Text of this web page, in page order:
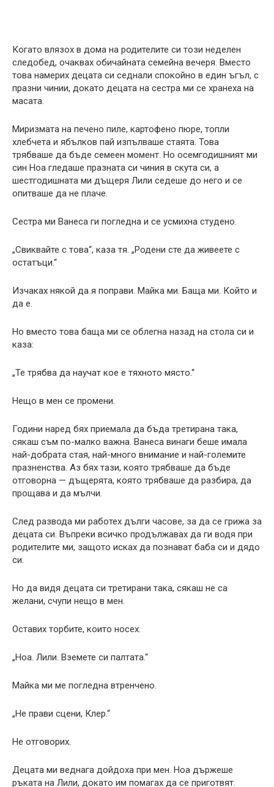
Когато влязох в дома на родителите си този неделен
следобед, очаквах обичайната семейна вечеря. Вместо
това намерих децата си седнали спокойно в един ъгъл, с
празни чинии, докато децата на сестра ми се хранеха на
масата.
Миризмата на печено пиле, картофено пюре, топли
хлебчета и ябълков пай изпълваше стаята. Това
трябваше да бъде семеен момент. Но осемгодишният ми
син Ноа гледаше празната си чиния в скута си, а
шестгодишната ми дъщеря Лили седеше до него и се
опитваше да не плаче.
Сестра ми Ванеса ги погледна и се усмихна студено.
„Свиквайте с това“, каза тя. „Родени сте да живеете с
остатъци.“
Изчаках някой да я поправи. Майка ми. Баща ми. Който и
да е.
Но вместо това баща ми се облегна назад на стола си и
каза:
„Те трябва да научат кое е тяхното място.“
Нещо в мен се промени.
Години наред бях приемала да бъда третирана така,
сякаш съм по-малко важна. Ванеса винаги беше имала
най-добрата стая, най-много внимание и най-големите
празненства. Аз бях тази, която трябваше да бъде
отговорна — дъщерята, която трябваше да разбира, да
прощава и да мълчи.
След развода ми работех дълги часове, за да се грижа за
децата си. Въпреки всичко продължавах да ги водя при
родителите ми, защото исках да познават баба си и дядо
си.
Но да видя децата си третирани така, сякаш не са
желани, счупи нещо в мен.
Оставих торбите, които носех.
„Ноа. Лили. Вземете си палтата.“
Майка ми ме погледна втренчено.
„Не прави сцени, Клер.“
Не отговорих.
Децата ми веднага дойдоха при мен. Ноа държеше
ръката на Лили, докато им помагах да се приготвят.